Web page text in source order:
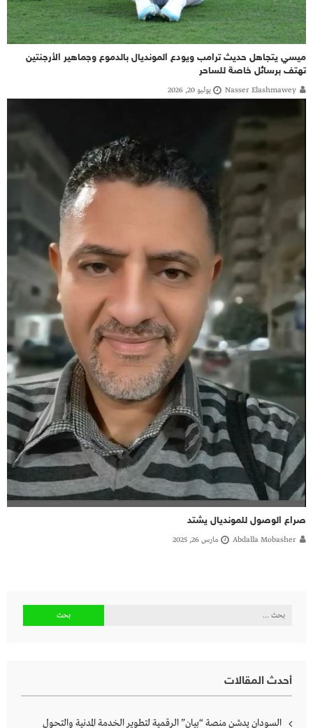
ميسي يتجاهل حديث ترامب ويودع المونديال بالدموع وجماهير الأرجنتين
تهتف برسائل خاصة للساحر
Nasser Elashmawey يوليو 20, 2026
صراع الوصول للمونديال يشتد
Abdalla Mobasher مارس 26, 2025
البحث
أحدث المقالات
السودان يدشن منصة “بيان” الرقمية لتطوير الخدمة المدنية والتحول